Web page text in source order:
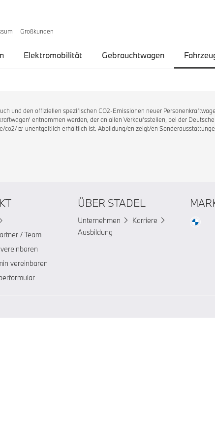
Großkunden
Elektromobilität Gebrauchtwagen
und den offiziellen spezifischen CO2-Emissionen neuer
entnommen werden, der an allen Verkaufsstellen, bei der
co2/ unentgeltlich erhältlich ist. Abbildung/en zeigt/en
/ Team
vereinbaren
ÜBER STADEL
Unternehmen
Karriere
Ausbildung